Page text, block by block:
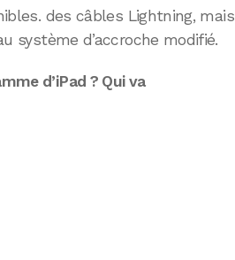
des câbles Lightning, mais
système d’accroche modifié.
d’iPad ? Qui va